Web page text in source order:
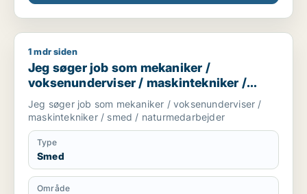
Jeg søger job som mekaniker / voksenunderviser /
1 mdr siden
Jeg søger job som mekaniker /
voksenunderviser / maskintekniker /
smed / naturmedarbejder
Jeg søger job som mekaniker / voksenunderviser /
maskintekniker / smed / naturmedarbejder
Type
Smed
Område